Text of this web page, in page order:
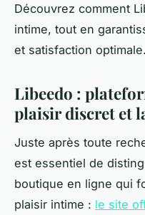
Découvrez comment
intime, tout en
et satisfaction optimale.
Libeedo :
plaisir discret et
Juste après toute
est essentiel de
boutique en ligne qui
plaisir intime : le site